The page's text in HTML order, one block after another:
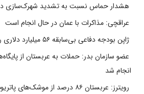
هشدار حماس نسبت به تشدید شهرک‌سازی
عراقچی: مذاکرات با عمان در حال انجام است
ژاپن بودجه دفاعی بی‌سابقه ۵۶ میلیارد دلاری را در نظر دارد
عضو سازمان بدر: حملات به عربستان از
انجام شد
رویترز: عربستان ۸۶ درصد از